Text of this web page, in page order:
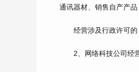
通讯器材、销售自产产
经营涉及行政许可的
2、网络科技公司经